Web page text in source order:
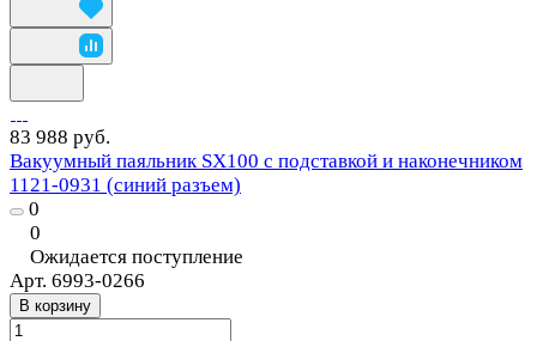
83 988 руб.
Вакуумный паяльник SX100 с подставкой и наконечником
1121-0931 (синий разъем)
0
0
Ожидается поступление
Арт. 6993-0266
В корзину